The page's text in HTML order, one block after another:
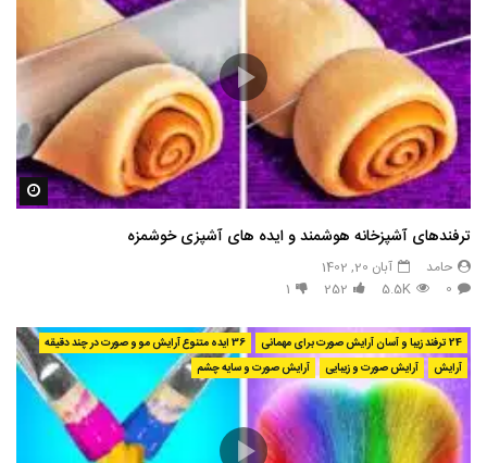
ترفندهای آشپزخانه هوشمند و ایده های آشپزی خوشمزه
حامد
آبان 20, 1402
0
5.5K
252
1
24 ترفند زیبا و آسان آرایش صورت برای مهمانی
36 ایده متنوع آرایش مو و صورت در چند دقیقه
آرایش
آرایش صورت و زیبایی آرایش صورت و سایه چشم